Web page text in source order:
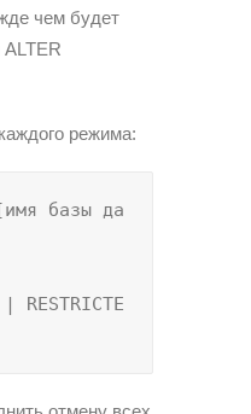
чем будет
режима:
[имя базы да
| RESTRICTE